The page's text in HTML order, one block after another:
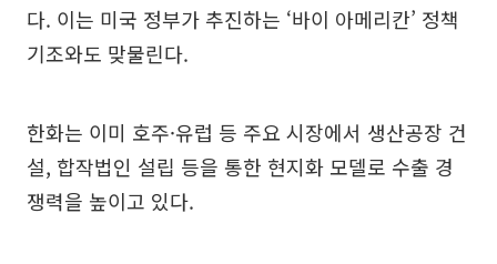
다. 이는 미국 정부가 추진하는 ‘바이 아메리칸’ 정책
기조와도 맞물린다.
한화는 이미 호주·유럽 등 주요 시장에서 생산공장 건
설, 합작법인 설립 등을 통한 현지화 모델로 수출 경
쟁력을 높이고 있다.